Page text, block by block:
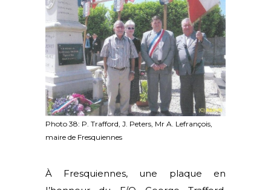
Photo 38: P. Trafford, J. Peters, Mr A. Lefrançois,
maire de Fresquiennes
À Fresquiennes, une plaque en